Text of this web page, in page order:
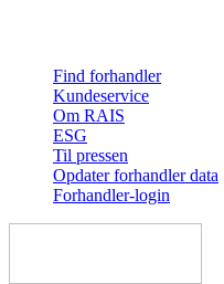
Classic
Låge
Find forhandler
Kundeservice
Om RAIS
ESG
Til pressen
Opdater forhandler data
Forhandler-login